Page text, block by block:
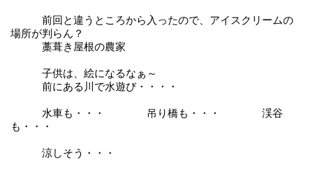
前回と違うところから入ったので、アイスクリームの
場所が判らん？
藁葺き屋根の農家
子供は、絵になるなぁ～
前にある川で水遊び・・・・
水車も・・・ 吊り橋も・・・ 渓谷
も・・・
涼しそう・・・